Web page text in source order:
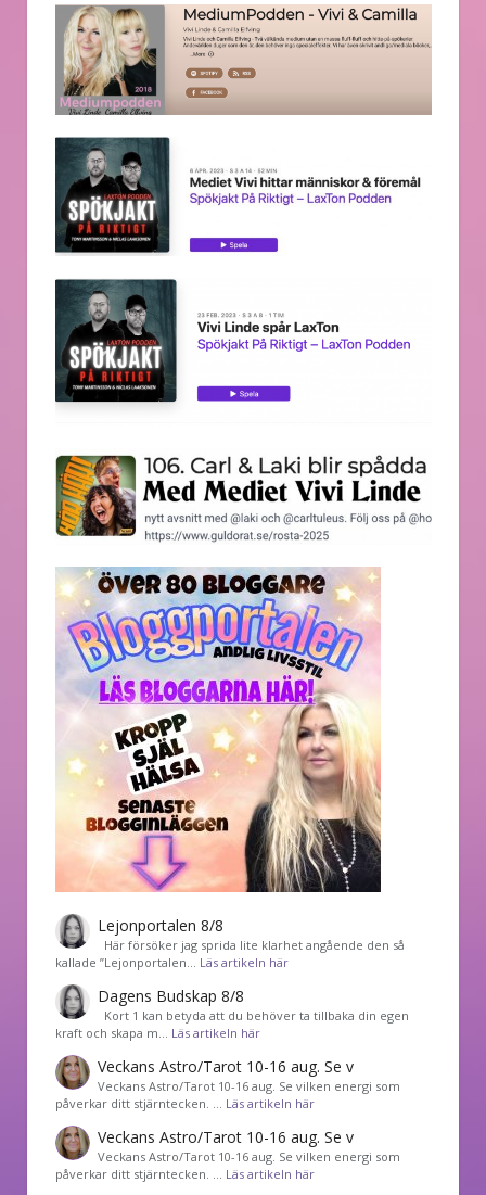
Lejonportalen 8/8
Här försöker jag sprida lite klarhet angående den så
kallade ”Lejonportalen… Läs artikeln här
Dagens Budskap 8/8
Kort 1 kan betyda att du behöver ta tillbaka din egen
kraft och skapa m… Läs artikeln här
Veckans Astro/Tarot 10-16 aug. Se v
Veckans Astro/Tarot 10-16 aug. Se vilken energi som
påverkar ditt stjärntecken. … Läs artikeln här
Veckans Astro/Tarot 10-16 aug. Se v
Veckans Astro/Tarot 10-16 aug. Se vilken energi som
påverkar ditt stjärntecken. … Läs artikeln här